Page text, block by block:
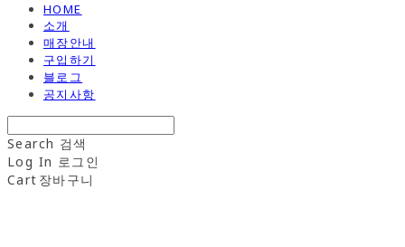
HOME
소개
매장안내
구입하기
블로그
공지사항
Search 검색
Log In 로그인
Cart 장바구니